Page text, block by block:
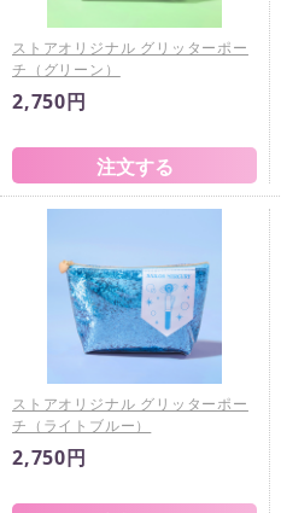
ストアオリジナル グリッターポー
チ（グリーン）
2,750円
ストアオリジナル グリッターポー
チ（ライトブルー）
2,750円